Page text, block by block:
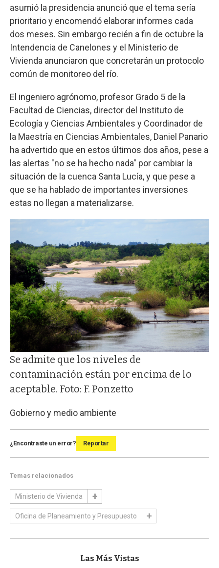
asumió la presidencia anunció que el tema sería
prioritario y encomendó elaborar informes cada
dos meses. Sin embargo recién a fin de octubre la
Intendencia de Canelones y el Ministerio de
Vivienda anunciaron que concretarán un protocolo
común de monitoreo del río.
El ingeniero agrónomo, profesor Grado 5 de la
Facultad de Ciencias, director del Instituto de
Ecología y Ciencias Ambientales y Coordinador de
la Maestría en Ciencias Ambientales, Daniel Panario
ha advertido que en estos últimos dos años, pese a
las alertas "no se ha hecho nada" por cambiar la
situación de la cuenca Santa Lucía, y que pese a
que se ha hablado de importantes inversiones
estas no llegan a materializarse.
Se admite que los niveles de
contaminación están por encima de lo
aceptable. Foto: F. Ponzetto
Gobierno y medio ambiente
¿Encontraste un error? Reportar
Temas relacionados
Ministerio de Vivienda
Oficina de Planeamiento y Presupuesto
Las Más Vistas